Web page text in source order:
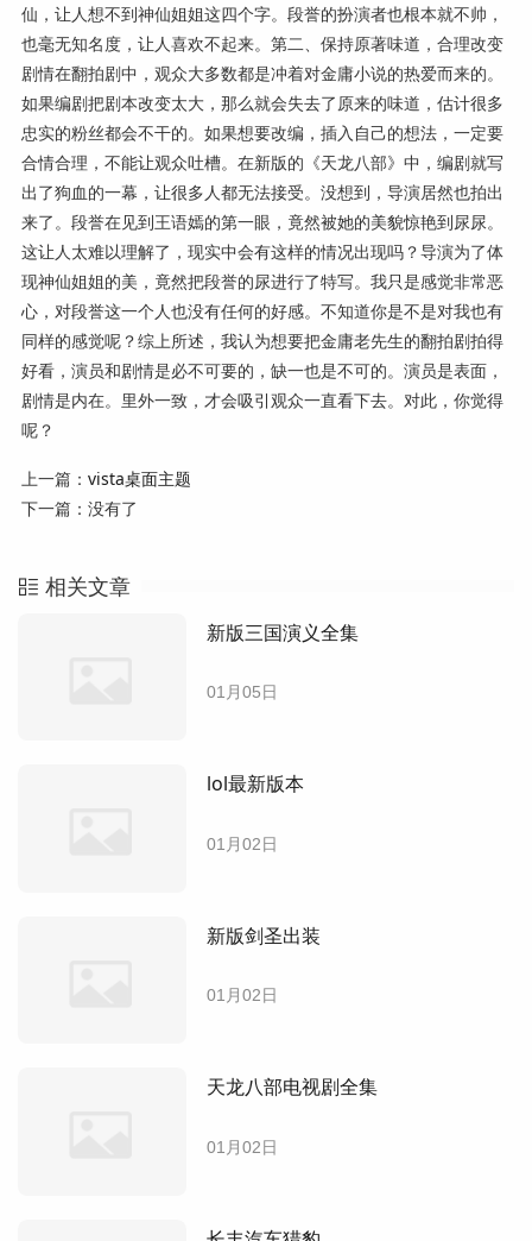
仙，让人想不到神仙姐姐这四个字。段誉的扮演者也根本就不帅，
也毫无知名度，让人喜欢不起来。第二、保持原著味道，合理改变
剧情在翻拍剧中，观众大多数都是冲着对金庸小说的热爱而来的。
如果编剧把剧本改变太大，那么就会失去了原来的味道，估计很多
忠实的粉丝都会不干的。如果想要改编，插入自己的想法，一定要
合情合理，不能让观众吐槽。在新版的《天龙八部》中，编剧就写
出了狗血的一幕，让很多人都无法接受。没想到，导演居然也拍出
来了。段誉在见到王语嫣的第一眼，竟然被她的美貌惊艳到尿尿。
这让人太难以理解了，现实中会有这样的情况出现吗？导演为了体
现神仙姐姐的美，竟然把段誉的尿进行了特写。我只是感觉非常恶
心，对段誉这一个人也没有任何的好感。不知道你是不是对我也有
同样的感觉呢？综上所述，我认为想要把金庸老先生的翻拍剧拍得
好看，演员和剧情是必不可要的，缺一也是不可的。演员是表面，
剧情是内在。里外一致，才会吸引观众一直看下去。对此，你觉得
呢？
上一篇： vista桌面主题
下一篇：没有了
相关文章
新版三国演义全集
01月05日
lol最新版本
01月02日
新版剑圣出装
01月02日
天龙八部电视剧全集
01月02日